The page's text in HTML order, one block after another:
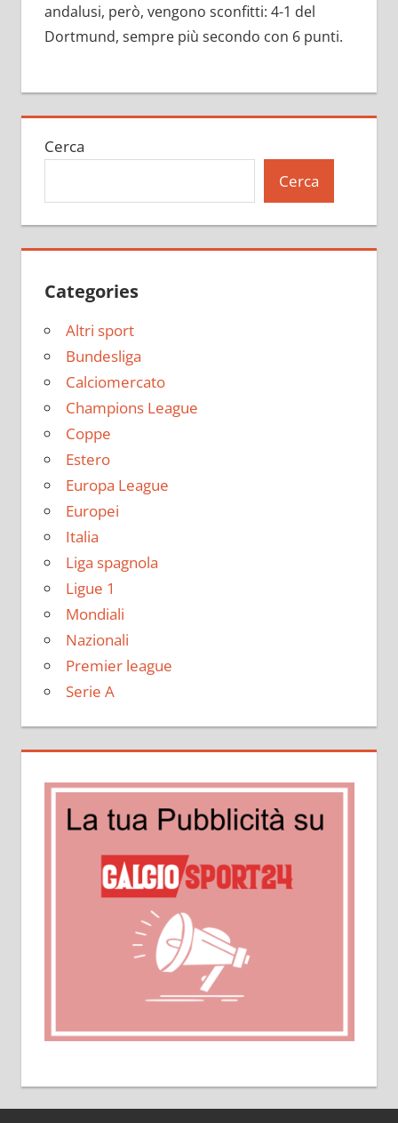
andalusi, però, vengono sconfitti: 4-1 del
Dortmund, sempre più secondo con 6 punti.
Cerca
Cerca
Categories
Altri sport
Bundesliga
Calciomercato
Champions League
Coppe
Estero
Europa League
Europei
Italia
Liga spagnola
Ligue 1
Mondiali
Nazionali
Premier league
Serie A